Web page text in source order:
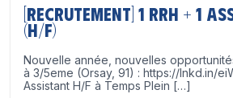
[Recrutement] 1 RRH + 1
(H/F)
Nouvelle année, nouvelles
à 3/5eme (Orsay, 91) : https://lnkd.in/
Assistant H/F à Temps Plein […]